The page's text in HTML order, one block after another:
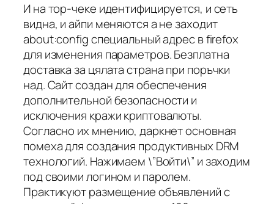
И на тор-чеке идентифицируется, и сеть
видна, и айпи меняются а не заходит
about:config специальный адрес в firefox
для изменения параметров. Безплатна
доставка за цялата страна при поръчки
над. Сайт создан для обеспечения
дополнительной безопасности и
исключения кражи криптовалюты.
Согласно их мнению, даркнет основная
помеха для создания продуктивных DRM
технологий. Нажимаем \”Войти\” и заходим
под своими логином и паролем.
Практикуют размещение объявлений с